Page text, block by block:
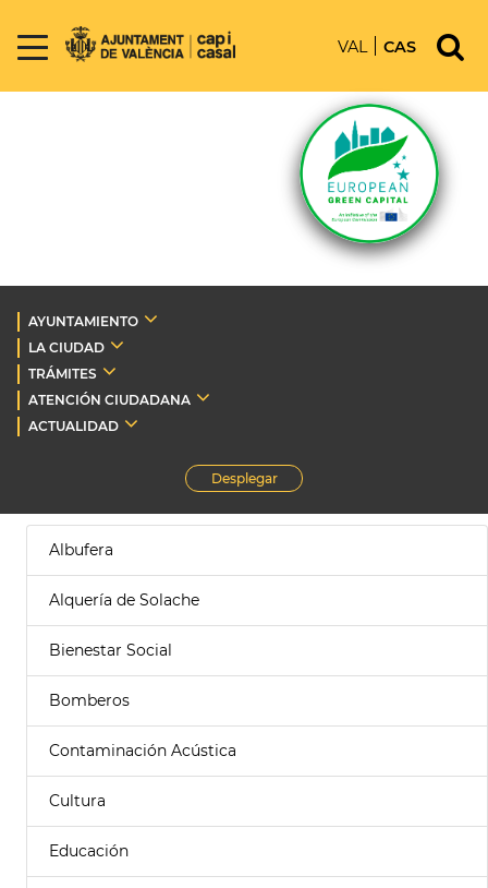
VAL CAS
AYUNTAMIENTO
LA CIUDAD
TRÁMITES
ATENCIÓN CIUDADANA
ACTUALIDAD
Desplegar
Albufera
Alquería de Solache
Bienestar Social
Bomberos
Contaminación Acústica
Cultura
Educación